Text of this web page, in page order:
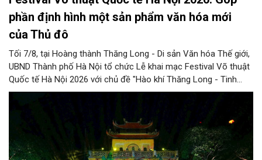
phần định hình một sản phẩm văn hóa mới
của Thủ đô
Tối 7/8, tại Hoàng thành Thăng Long - Di sản Văn hóa Thế giới,
UBND Thành phố Hà Nội tổ chức Lễ khai mạc Festival Võ thuật
Quốc tế Hà Nội 2026 với chủ đề "Hào khí Thăng Long - Tinh
hoa võ Việt". Lần đầu tiên được tổ chức, Festival đánh dấu
hóa - thể thao mang tầm quốc tế, góp phần tôn vinh truyền
thống thượng võ dân tộc, quảng bá hình ảnh Hà Nội và thúc đẩy
giao lưu văn hóa, thể thao với bạn bè thế giới.